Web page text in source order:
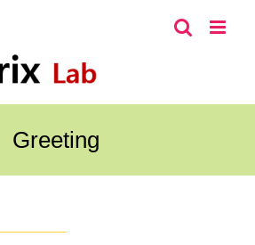
Greeting